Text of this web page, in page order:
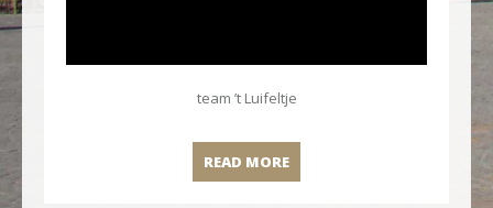
team ’t Luifeltje
READ MORE